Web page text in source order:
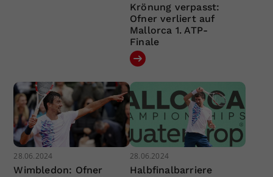
Krönung verpasst:
Ofner verliert auf
Mallorca 1. ATP-
Finale
28.06.2024
Wimbledon: Ofner
28.06.2024
Halbfinalbarriere